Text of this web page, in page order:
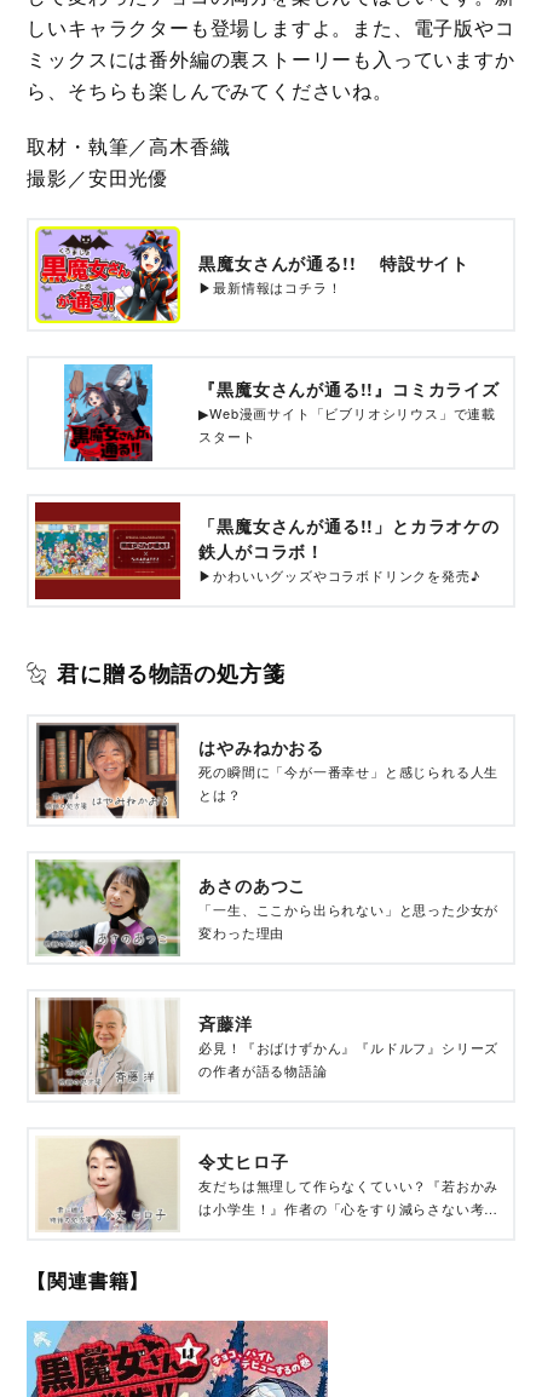
しいキャラクターも登場しますよ。また、電子版やコ
ミックスには番外編の裏ストーリーも入っていますか
ら、そちらも楽しんでみてくださいね。
取材・執筆／高木香織
撮影／安田光優
黒魔女さんが通る!! 特設サイト
▶最新情報はコチラ！
『黒魔女さんが通る!!』コミカライズ
▶Web漫画サイト「ビブリオシリウス」で連載
スタート
「黒魔女さんが通る!!」とカラオケの
鉄人がコラボ！
▶かわいいグッズやコラボドリンクを発売♪
君に贈る物語の処方箋
はやみねかおる
死の瞬間に「今が一番幸せ」と感じられる人生
とは？
あさのあつこ
「一生、ここから出られない」と思った少女が
変わった理由
斉藤洋
必見！『おばけずかん』『ルドルフ』シリーズ
の作者が語る物語論
令丈ヒロ子
友だちは無理して作らなくていい？『若おかみ
は小学生！』作者の「心をすり減らさない考え
【関連書籍】